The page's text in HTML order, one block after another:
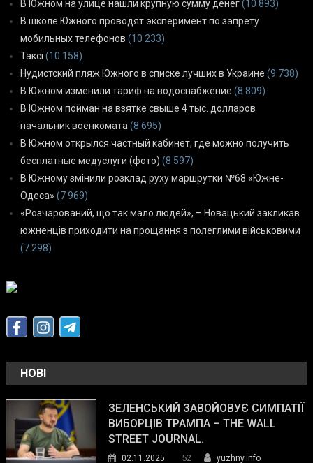
В Южном на улице нашли крупную сумму денег(10 893)
В школе Южного проводят эксперимент по запрету
мобильных телефонов (10 233)
Таксі (10 158)
Нудистский пляж Южного в списке лучших в Украине (9 738)
В Южном изменили тариф на водоснабжение (8 809)
В Южном пойман на взятке свыше 4 тыс. долларов
начальник военкомата (8 695)
В Южном открылся частный кабинет, где можно получить
бесплатные медуслуги (фото) (8 597)
В Южному змінили розклад руху маршрутки №68 «Южне-
Одеса» (7 969)
«Розчарований, що так мало людей», – Новацький закликав
южненців приходити на прощання з полеглими військовими
(7 298)
НОВІ
ЗЕЛЕНСЬКИЙ ЗАВОЙОВУЄ СИМПАТІЇ
ВИБОРЦІВ ТРАМПА – THE WALL
STREET JOURNAL.
02.11.2025 52
yuzhny.info